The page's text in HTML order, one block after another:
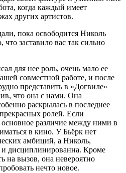
когда каждый имеет
других артистов.
пока освободится Николь
заставило вас так сильно
для нее роль, очень мало ее
совместной работе, и после
представить в «Догвиле»
что она с нами. Она
раскрылась в последнее
ролей. Если
основное различие между ними в
в кино. У Бьёрк нет
амбиций, а Николь,
дисциплинированна. Кроме
на вызов, она невероятно
нечто новое.